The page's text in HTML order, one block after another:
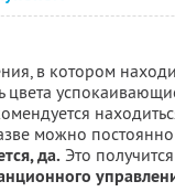
в котором
цвета
можно
да. Это